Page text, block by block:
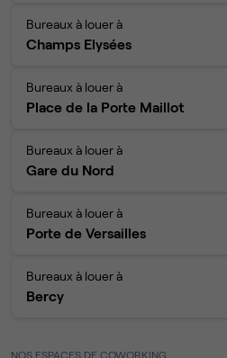
Bureaux à louer à
Champs Elysées
Bureaux à louer à
Place de la Porte Maillot
Bureaux à louer à
Gare du Nord
Bureaux à louer à
Porte de Versailles
Bureaux à louer à
Bercy
NOS ESPACES DE COWORKING